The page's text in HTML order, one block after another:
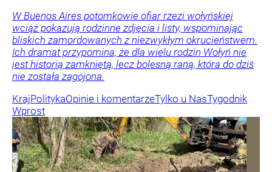
W Buenos Aires potomkowie ofiar rzezi wołyńskiej
wciąż pokazują rodzinne zdjęcia i listy, wspominając
bliskich zamordowanych z niezwykłym okrucieństwem.
Ich dramat przypomina, że dla wielu rodzin Wołyń nie
jest historią zamkniętą, lecz bolesną raną, która do dziś
nie została zagojona.
KrajPolitykaOpinie i komentarzeTylko u NasTygodnik
Wprost